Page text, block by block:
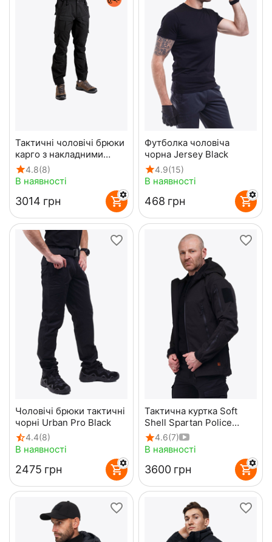
Тактичні чоловічі брюки
карго з накладними
карманами Shooter Gen
2 Black
4.8(8)
В наявності
‍3014‍ грн
Футболка чоловіча
чорна Jersey Black
4.9(15)
В наявності
‍468‍ грн
Чоловічі брюки тактичні
чорні Urban Pro Black
4.4(8)
В наявності
‍2475‍ грн
Тактична куртка Soft
Shell Spartan Police
Black чорна з
капюшоном
4.6(7)
В наявності
‍3600‍ грн